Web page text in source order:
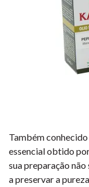
Também
essencial obtido
sua preparação
a preservar a